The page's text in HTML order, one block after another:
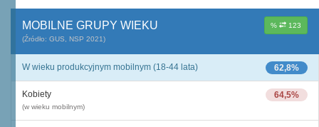
% 123
MOBILNE GRUPY WIEKU
(Źródło: GUS, NSP 2021)
62,8%
W wieku produkcyjnym mobilnym (18-44 lata)
64,5%
Kobiety
(w wieku mobilnym)